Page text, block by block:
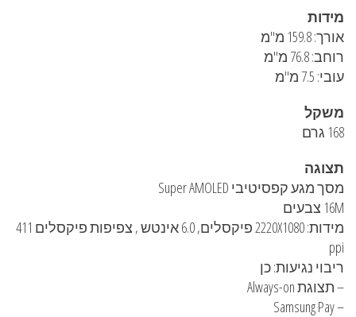
מידות
אורך: 159.8 מ"מ
רוחב: 76.8 מ"מ
עובי: 7.5 מ"מ
משקל
168 גרם
תצוגה
מסך מגע קפסיטיבי Super AMOLED
16M צבעים
מידות: 2220X1080 פיקסלים, 6.0 אינטש , צפיפות פיקסלים 411
ppi
ריבוי נגיעות: כן
– תצוגת Always-on
– Samsung Pay